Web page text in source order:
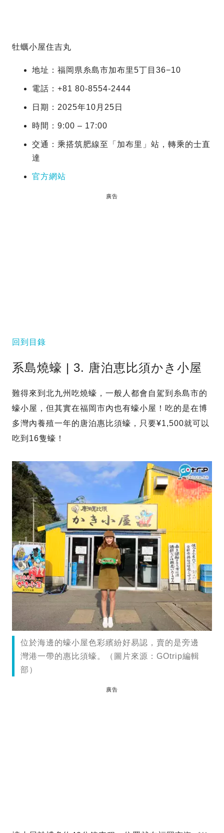
牡蠣小屋住吉丸
地址：福岡県糸島市加布里5丁目36−10
電話：+81 80-8554-2444
日期：2025年10月25日
時間：9:00 – 17:00
交通：乘搭筑肥線至「加布里」站，轉乘的士直
達
官方網站
廣告
回到目錄
系島燒蠔 | 3. 唐泊恵比須かき小屋
難得來到北九州吃燒蠔，一般人都會自駕到糸島市的
蠔小屋，但其實在福岡市內也有蠔小屋！吃的是在博
多灣內養殖一年的唐泊惠比須蠔，只要¥1,500就可以
吃到16隻蠔！
位於海邊的蠔小屋色彩繽紛好易認，賣的是旁邊
灣港一帶的惠比須蠔。（圖片來源：GOtrip編輯
部）
廣告